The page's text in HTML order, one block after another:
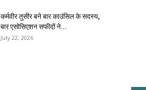
कर्मवीर तुसीर बने बार काउंसिल के सदस्य,
बार एसोसिएशन सफीदों ने...
July 22, 2026